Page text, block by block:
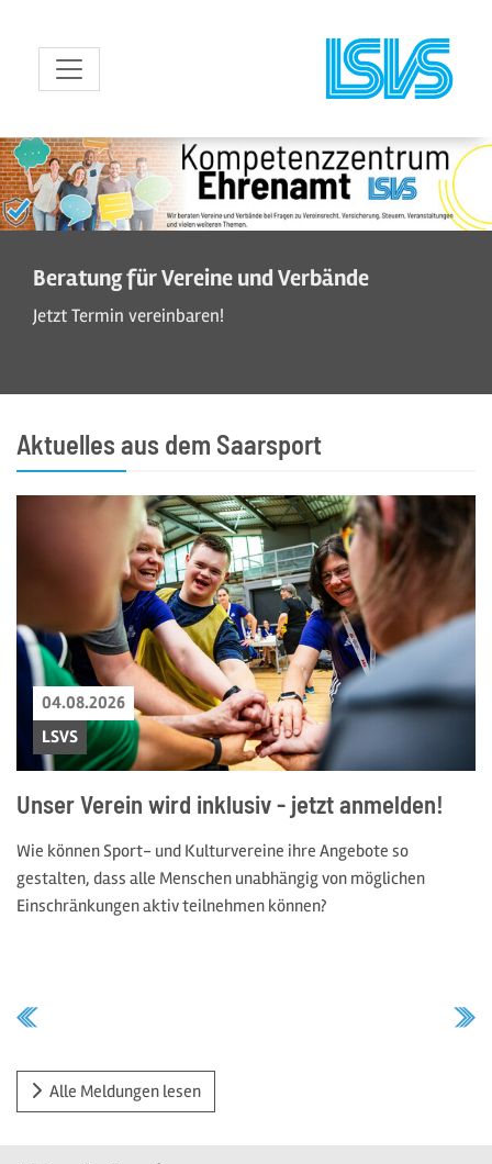
zum Inhalt
Beratung für Vereine und Verbände
Jetzt Termin vereinbaren!
Aktuelles aus dem Saarsport
Datum der Meldung:
04.08.2026
Aus den Kategorien:
LSVS
Unser Verein wird inklusiv - jetzt anmelden!
Wie können Sport- und Kulturvereine ihre Angebote so
gestalten, dass alle Menschen unabhängig von möglichen
Einschränkungen aktiv teilnehmen können?
Alle Meldungen lesen